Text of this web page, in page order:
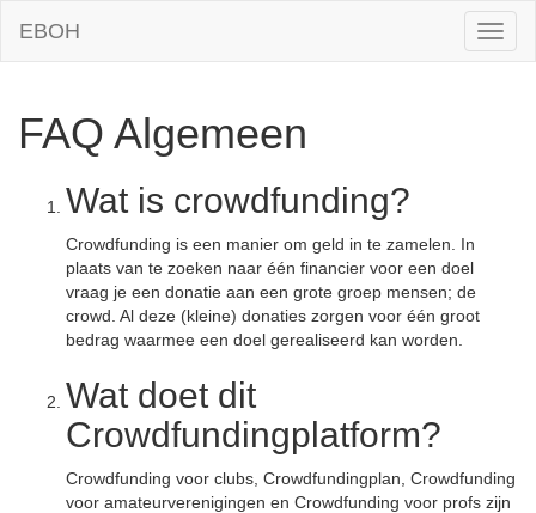
EBOH
FAQ Algemeen
Wat is crowdfunding?
Crowdfunding is een manier om geld in te zamelen. In
plaats van te zoeken naar één financier voor een doel
vraag je een donatie aan een grote groep mensen; de
crowd. Al deze (kleine) donaties zorgen voor één groot
bedrag waarmee een doel gerealiseerd kan worden.
Wat doet dit
Crowdfundingplatform?
Crowdfunding voor clubs, Crowdfundingplan, Crowdfunding
voor amateurverenigingen en Crowdfunding voor profs zijn